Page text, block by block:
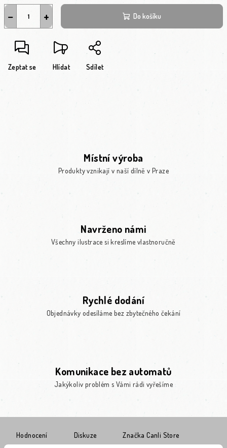
+
− Do košíku
Zeptat se Hlídat Sdílet
Místní výroba
Produkty vznikají v naší dílně v Praze
Navrženo námi
Všechny ilustrace si kreslíme vlastnoručně
Rychlé dodání
Objednávky odesíláme bez zbytečného čekání
Komunikace bez automatů
Jakýkoliv problém s Vámi rádi vyřešíme
Hodnocení Diskuze Značka Canli Store